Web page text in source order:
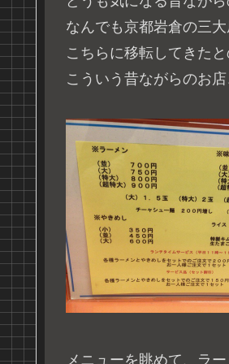
なんでも京都岩倉の三
こちらに移転してきたと
こういう昔ながらのお店
メニューを眺めて、ラー